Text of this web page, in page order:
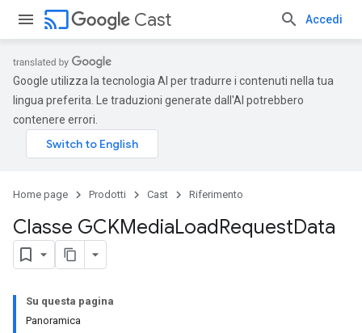
cast Cast Accedi
Google utilizza la tecnologia AI per tradurre i contenuti nella tua
lingua preferita. Le traduzioni generate dall'AI potrebbero
contenere errori.
Home page Prodotti Cast Riferimento
Classe GCKMediaLoadRequestData
Su questa pagina
Panoramica